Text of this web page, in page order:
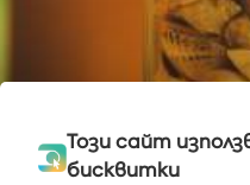
Този сайт
бисквитки